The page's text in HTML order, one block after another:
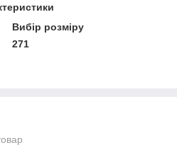
Вибір розміру
271